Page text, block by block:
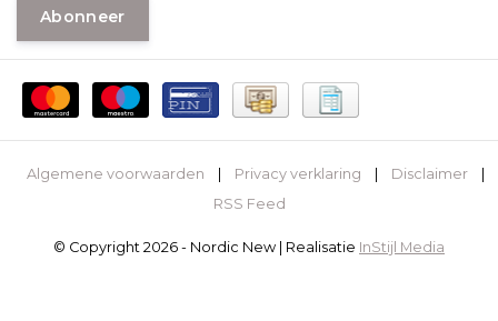
Abonneer
Algemene voorwaarden Privacy verklaring Disclaimer
RSS Feed
© Copyright 2026 - Nordic New | Realisatie InStijl Media